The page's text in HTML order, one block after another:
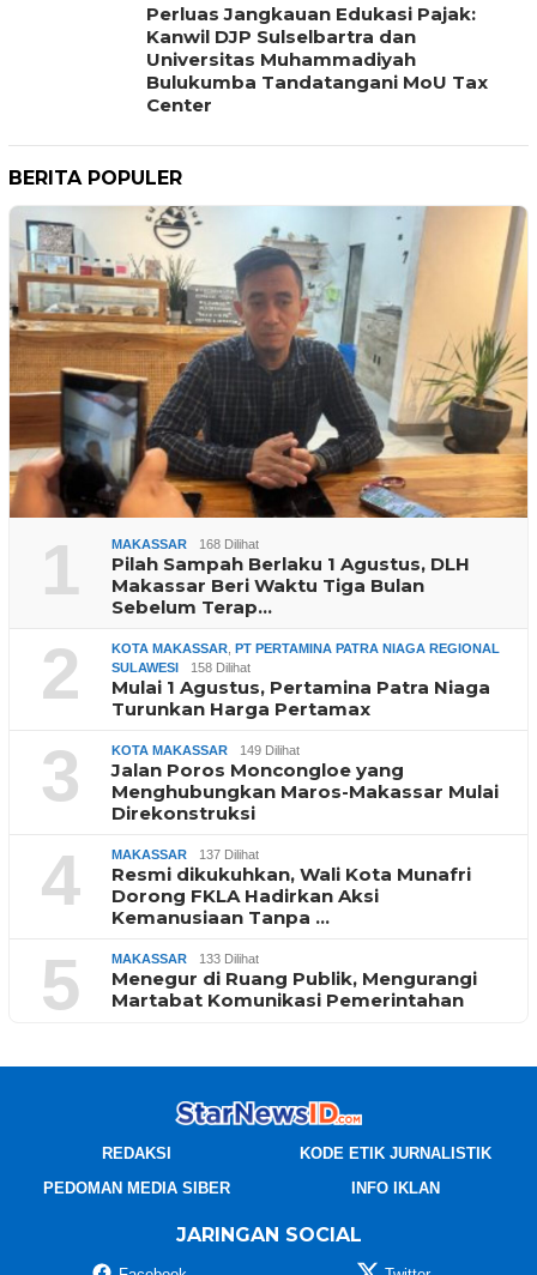
Perluas Jangkauan Edukasi Pajak:
Kanwil DJP Sulselbartra dan
Universitas Muhammadiyah
Bulukumba Tandatangani MoU Tax
Center
BERITA POPULER
1 MAKASSAR 168 Dilihat
Pilah Sampah Berlaku 1 Agustus, DLH
Makassar Beri Waktu Tiga Bulan
Sebelum Terap…
2 KOTA MAKASSAR PT PERTAMINA PATRA NIAGA REGIONAL
SULAWESI
158 Dilihat
Mulai 1 Agustus, Pertamina Patra Niaga
Turunkan Harga Pertamax
3 KOTA MAKASSAR 149 Dilihat
Jalan Poros Moncongloe yang
Menghubungkan Maros-Makassar Mulai
Direkonstruksi
4 MAKASSAR 137 Dilihat
Resmi dikukuhkan, Wali Kota Munafri
Dorong FKLA Hadirkan Aksi
Kemanusiaan Tanpa …
5 MAKASSAR 133 Dilihat
Menegur di Ruang Publik, Mengurangi
Martabat Komunikasi Pemerintahan
REDAKSI
KODE ETIK JURNALISTIK
PEDOMAN MEDIA SIBER
INFO IKLAN
JARINGAN SOCIAL